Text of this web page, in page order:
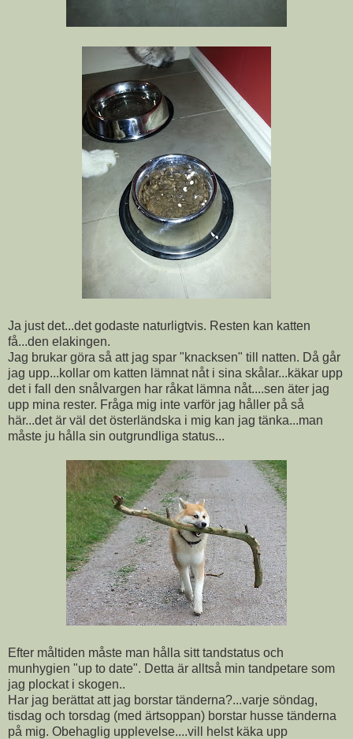
Ja just det...det godaste naturligtvis. Resten kan katten
få...den elakingen.
Jag brukar göra så att jag spar "knacksen" till natten. Då går
jag upp...kollar om katten lämnat nåt i sina skålar...käkar upp
det i fall den snålvargen har råkat lämna nåt....sen äter jag
upp mina rester. Fråga mig inte varför jag håller på så
här...det är väl det österländska i mig kan jag tänka...man
måste ju hålla sin outgrundliga status...
Efter måltiden måste man hålla sitt tandstatus och
munhygien "up to date". Detta är alltså min tandpetare som
jag plockat i skogen..
Har jag berättat att jag borstar tänderna?...varje söndag,
tisdag och torsdag (med ärtsoppan) borstar husse tänderna
på mig. Obehaglig upplevelse....vill helst käka upp